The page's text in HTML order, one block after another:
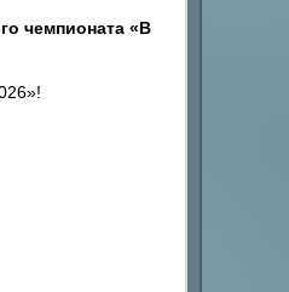
чемпионата «В